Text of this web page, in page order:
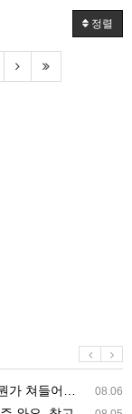
정렬
08.06
걸 전쟁준비라고 하…